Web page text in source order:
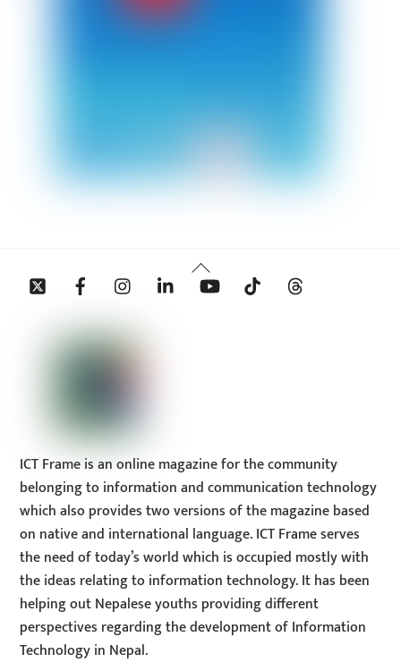
Back
To
Twitter Facebook InstagramLinkedin YouTube Tiktok
ICT Frame is an online magazine for the community
belonging to information and communication technology
which also provides two versions of the magazine based
on native and international language. ICT Frame serves
the need of today’s world which is occupied mostly with
the ideas relating to information technology. It has been
helping out Nepalese youths providing different
perspectives regarding the development of Information
Technology in Nepal.